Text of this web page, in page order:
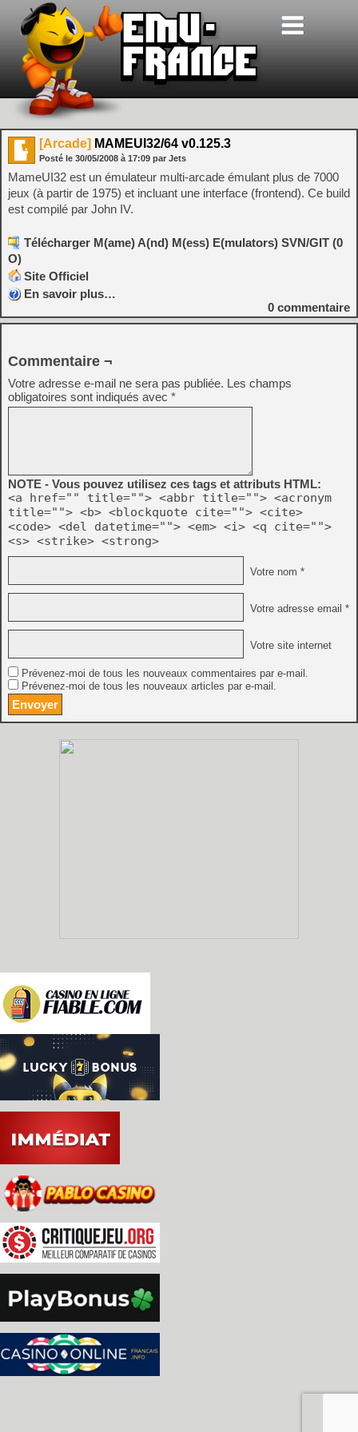
[Arcade] MAMEUI32/64 v0.125.3
Posté le 30/05/2008 à 17:09 par Jets
MameUI32 est un émulateur multi-arcade émulant plus de 7000
jeux (à partir de 1975) et incluant une interface (frontend). Ce build
est compilé par John IV.
Télécharger M(ame) A(nd) M(ess) E(mulators) SVN/GIT (0
O)
Site Officiel
En savoir plus…
0 commentaire
Commentaire ¬
Votre adresse e-mail ne sera pas publiée. Les champs
obligatoires sont indiqués avec *
NOTE - Vous pouvez utilisez ces tags et attributs HTML:
<a href="" title=""> <abbr title=""> <acronym
title=""> <b> <blockquote cite=""> <cite>
<code> <del datetime=""> <em> <i> <q cite="">
<s> <strike> <strong>
Votre nom *
Votre adresse email *
Votre site internet
Prévenez-moi de tous les nouveaux commentaires par e-mail.
Prévenez-moi de tous les nouveaux articles par e-mail.